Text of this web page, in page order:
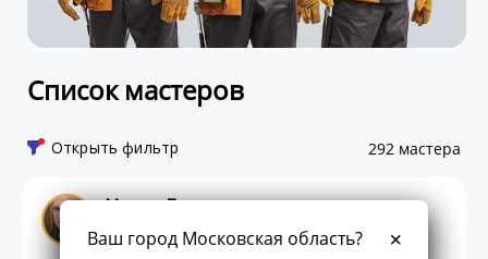
Список мастеров
Открыть фильтр 292 мастера
Максим Терентьев
5.00 0 0отзывов
Ваш город Московская область?